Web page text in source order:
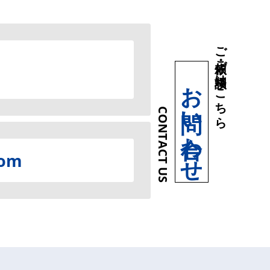
ご依頼・ご相談はこちら
お問い合わせ
CONTACT US